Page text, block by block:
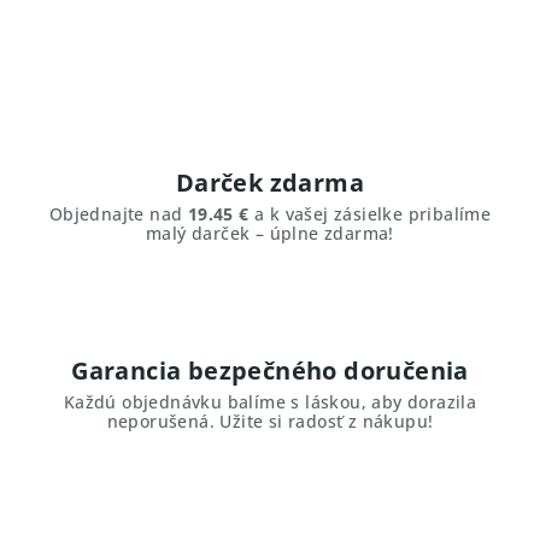
Darček zdarma
Objednajte nad 19.45 € a k vašej zásielke pribalíme
malý darček – úplne zdarma!
Garancia bezpečného doručenia
Každú objednávku balíme s láskou, aby dorazila
neporušená. Užite si radosť z nákupu!